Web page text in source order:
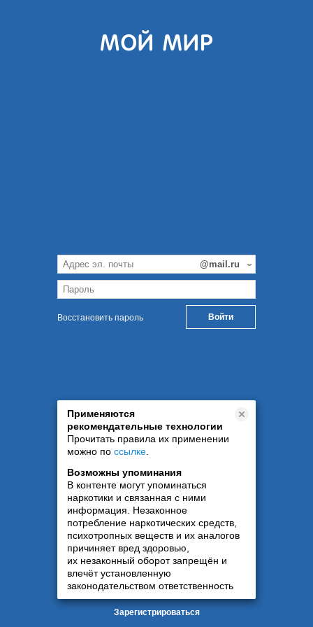
Восстановить пароль
Применяются
рекомендательные технологии
Прочитать правила их применении
можно по ссылке
Возможны упоминания
В контенте могут упоминаться
наркотики и связанная с ними
информация. Незаконное
потребление наркотических средств,
психотропных веществ и их аналогов
причиняет вред здоровью,
их незаконный оборот запрещён и
влечёт установленную
законодательством ответственность
Зарегистрироваться